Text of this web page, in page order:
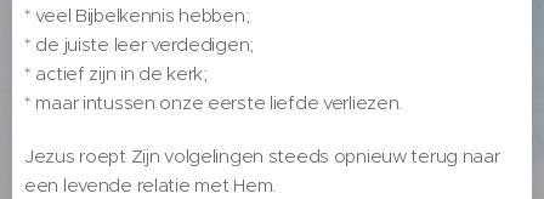
* veel Bijbelkennis hebben;
* de juiste leer verdedigen;
* actief zijn in de kerk;
* maar intussen onze eerste liefde verliezen.
Jezus roept Zijn volgelingen steeds opnieuw terug naar
een levende relatie met Hem.